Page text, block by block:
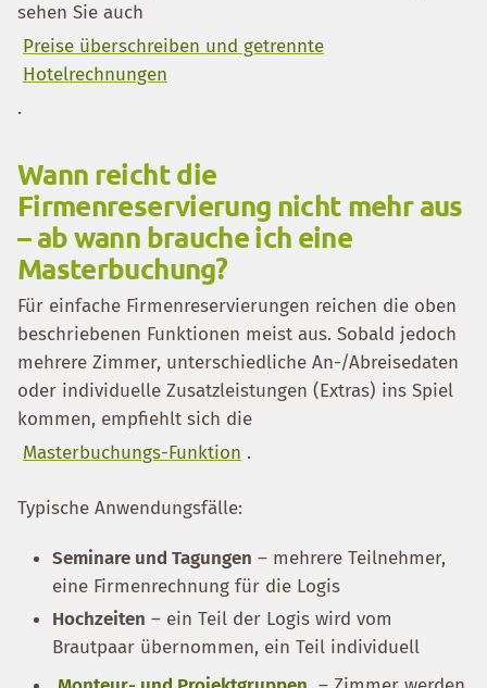
sehen Sie auch
Preise überschreiben und getrennte
Hotelrechnungen
.
Wann reicht die
Firmenreservierung nicht mehr aus
– ab wann brauche ich eine
Masterbuchung?
Für einfache Firmenreservierungen reichen die oben
beschriebenen Funktionen meist aus. Sobald jedoch
mehrere Zimmer, unterschiedliche An-/Abreisedaten
oder individuelle Zusatzleistungen (Extras) ins Spiel
kommen, empfiehlt sich die
Masterbuchungs-Funktion .
Typische Anwendungsfälle:
Seminare und Tagungen – mehrere Teilnehmer,
eine Firmenrechnung für die Logis
Hochzeiten – ein Teil der Logis wird vom
Brautpaar übernommen, ein Teil individuell